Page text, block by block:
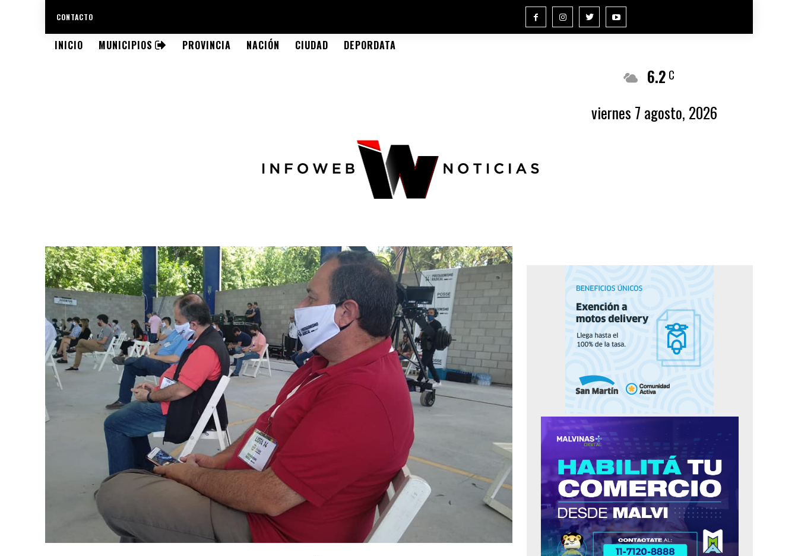
CONTACTO
INICIO MUNICIPIOS PROVINCIA NACIÓN CIUDAD DEPORDATA
6.2 C
viernes 7 agosto, 2026